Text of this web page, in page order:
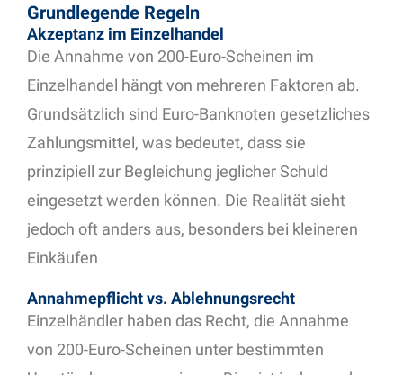
Grundlegende Regeln
Akzeptanz im Einzelhandel
Die Annahme von 200-Euro-Scheinen im
Einzelhandel hängt von mehreren Faktoren ab.
Grundsätzlich sind Euro-Banknoten gesetzliches
Zahlungsmittel, was bedeutet, dass sie
prinzipiell zur Begleichung jeglicher Schuld
eingesetzt werden können. Die Realität sieht
jedoch oft anders aus, besonders bei kleineren
Einkäufen
Annahmepflicht vs. Ablehnungsrecht
Einzelhändler haben das Recht, die Annahme
von 200-Euro-Scheinen unter bestimmten